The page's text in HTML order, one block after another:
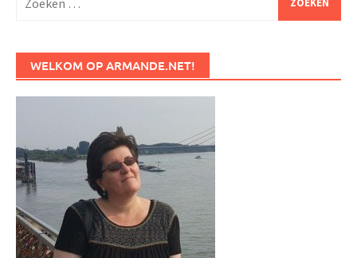
naar:
WELKOM OP ARMANDE.NET!